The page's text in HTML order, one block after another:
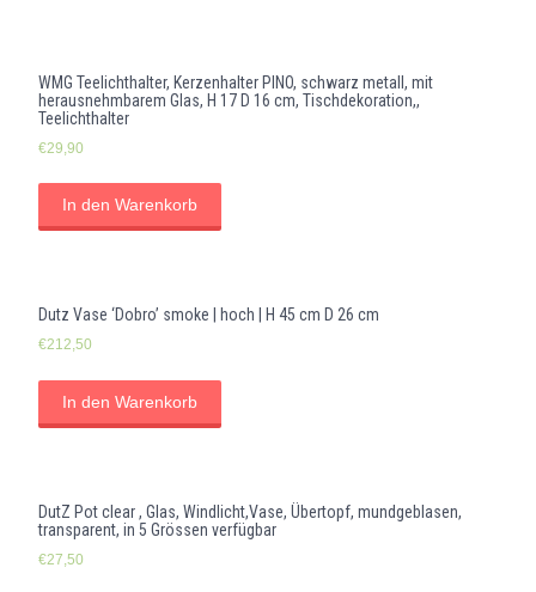
WMG Teelichthalter, Kerzenhalter PINO, schwarz metall, mit
herausnehmbarem Glas, H 17 D 16 cm, Tischdekoration,,
Teelichthalter
€29,90
In den Warenkorb
Dutz Vase ‘Dobro’ smoke | hoch | H 45 cm D 26 cm
€212,50
In den Warenkorb
DutZ Pot clear , Glas, Windlicht,Vase, Übertopf, mundgeblasen,
transparent, in 5 Grössen verfügbar
€27,50